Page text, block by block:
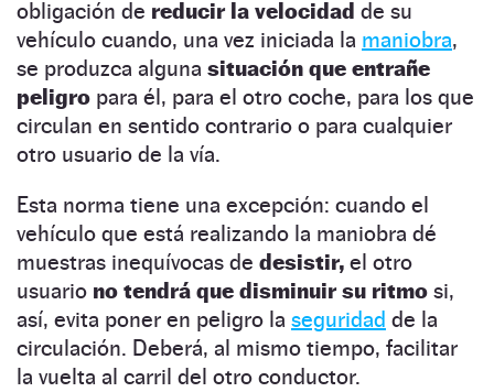
obligación de reducir la velocidad de su
vehículo cuando, una vez iniciada la maniobra,
se produzca alguna situación que entrañe
peligro para él, para el otro coche, para los que
circulan en sentido contrario o para cualquier
otro usuario de la vía.
Esta norma tiene una excepción: cuando el
vehículo que está realizando la maniobra dé
muestras inequívocas de desistir, el otro
usuario no tendrá que disminuir su ritmo si,
así, evita poner en peligro la seguridad de la
circulación. Deberá, al mismo tiempo, facilitar
la vuelta al carril del otro conductor.